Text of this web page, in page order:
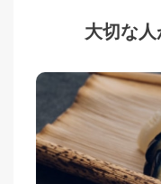
大切な